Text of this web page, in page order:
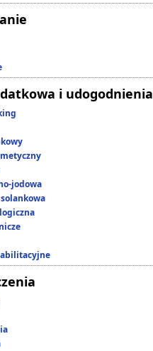
i udogodnienia
jodowa